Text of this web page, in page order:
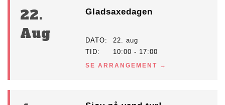
22.
Aug
Gladsaxedagen
DATO
22. aug
TID
10:00 - 17:00
SE ARRANGEMENT